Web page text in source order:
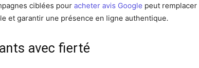
ciblées pour acheter avis Google peut remplacer
et garantir une présence en ligne authentique.
avec fierté